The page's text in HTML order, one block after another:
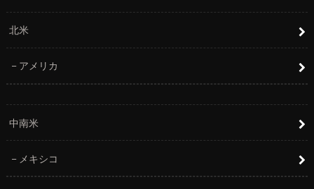
北米
アメリカ
中南米
メキシコ